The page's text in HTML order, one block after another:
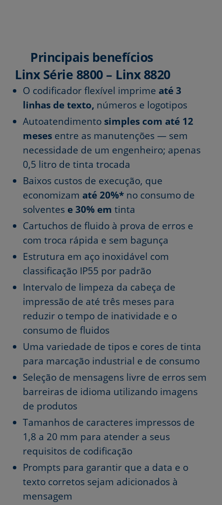
Principais benefícios
Linx Série 8800 – Linx 8820
O codificador flexível imprime até 3
linhas de texto, números e logotipos
Autoatendimento simples com até 12
meses entre as manutenções — sem
necessidade de um engenheiro; apenas
0,5 litro de tinta trocada
Baixos custos de execução, que
economizam até 20%* no consumo de
solventes e 30% em tinta
Cartuchos de fluido à prova de erros e
com troca rápida e sem bagunça
Estrutura em aço inoxidável com
classificação IP55 por padrão
Intervalo de limpeza da cabeça de
impressão de até três meses para
reduzir o tempo de inatividade e o
consumo de fluidos
Uma variedade de tipos e cores de tinta
para marcação industrial e de consumo
Seleção de mensagens livre de erros sem
barreiras de idioma utilizando imagens
de produtos
Tamanhos de caracteres impressos de
1,8 a 20 mm para atender a seus
requisitos de codificação
Prompts para garantir que a data e o
texto corretos sejam adicionados à
mensagem